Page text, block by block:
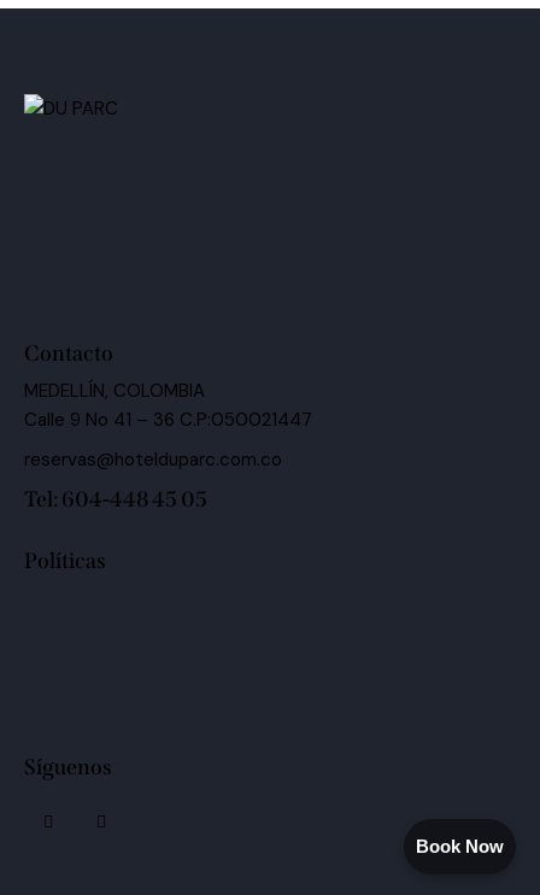
Contacto
MEDELLÍN, COLOMBIA
Calle 9 No 41 – 36 C.P:050021447
reservas@hotelduparc.com.co
Tel: 604-448 45 05
Políticas
Síguenos
Book Now